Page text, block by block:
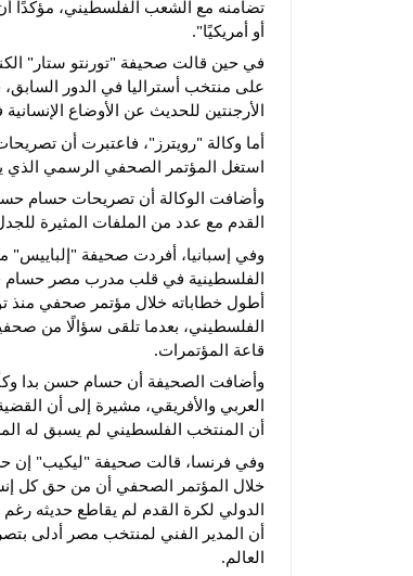
تضامنه مع الشعب الفلسطيني، مؤكدًا أن
أو أمريكيًا".
في حين قالت صحيفة "تورنتو ستار"
على منتخب أستراليا في الدور
الأرجنتين للحديث عن الأوضاع
أما وكالة "رويترز"، فاعتبرت أن
استغل المؤتمر الصحفي الرسمي الذي
وأضافت الوكالة أن تصريحات حسام
القدم مع عدد من الملفات المثيرة
وفي إسبانيا، أفردت صحيفة
الفلسطينية في قلب مدرب مصر حسام
أطول خطاباته خلال مؤتمر صحفي منذ
الفلسطيني، بعدما تلقى سؤالًا من
قاعة المؤتمرات.
وأضافت الصحيفة أن حسام حسن بدا
العربي والأفريقي، مشيرة إلى أن
أن المنتخب الفلسطيني لم يسبق له
وفي فرنسا، قالت صحيفة "ليكيب" إن
خلال المؤتمر الصحفي أن من حق كل
الدولي لكرة القدم لم يقاطع حديثه رغم
أن المدير الفني لمنتخب مصر أدلى
العالم.